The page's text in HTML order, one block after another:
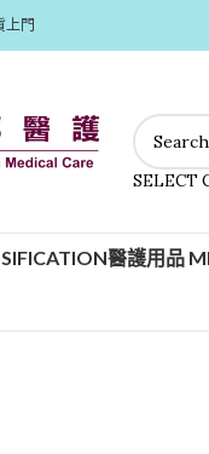
上門
SELECT
醫護用品